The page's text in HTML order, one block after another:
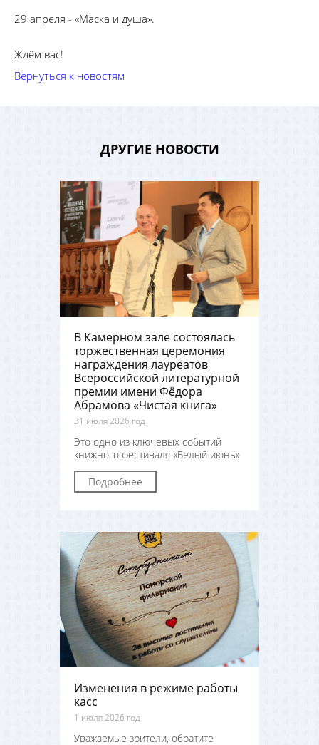
29 апреля - «Маска и душа».
Ждём вас!
Вернуться к новостям
ДРУГИЕ НОВОСТИ
В Камерном зале состоялась
торжественная церемония
награждения лауреатов
Всероссийской литературной
премии имени Фёдора
Абрамова «Чистая книга»
31 июля 2026 год
Это одно из ключевых событий
книжного фестиваля «Белый июнь»
Подробнее
Изменения в режиме работы
касс
1 июля 2026 год
Уважаемые зрители, обратите